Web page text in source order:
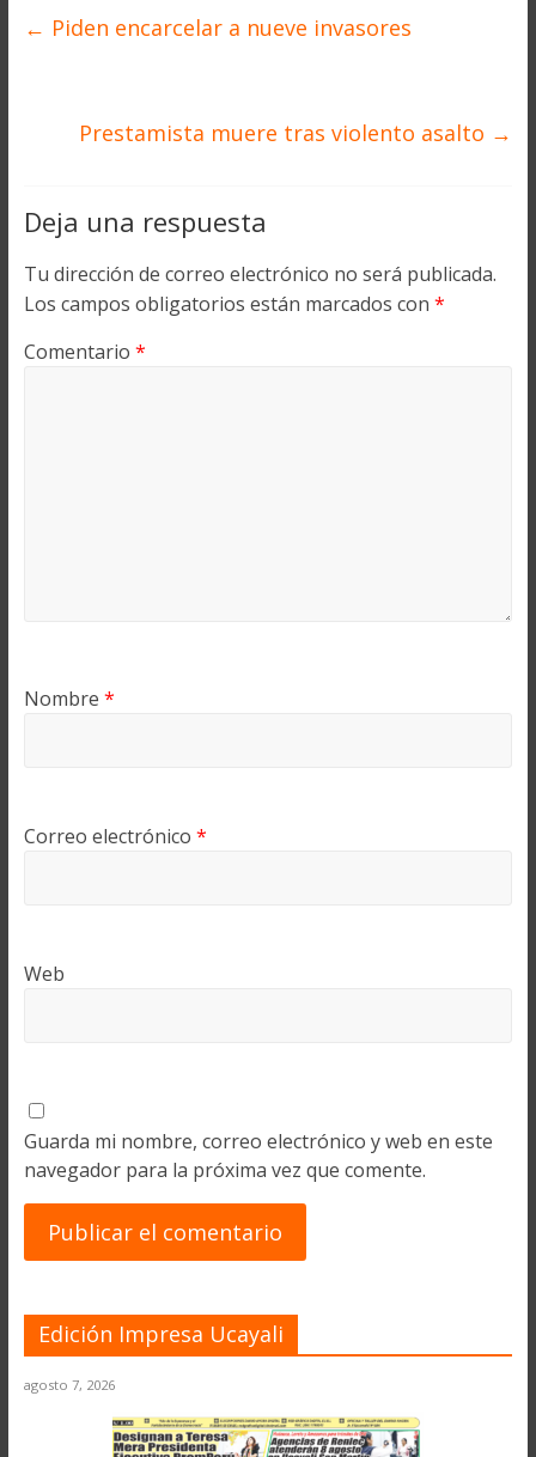
← Piden encarcelar a nueve invasores
Prestamista muere tras violento asalto →
Deja una respuesta
Tu dirección de correo electrónico no será publicada.
Los campos obligatorios están marcados con *
Comentario *
Nombre *
Correo electrónico *
Web
Guarda mi nombre, correo electrónico y web en este
navegador para la próxima vez que comente.
Edición Impresa Ucayali
agosto 7, 2026